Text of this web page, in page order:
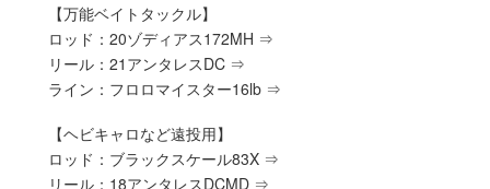
【万能ベイトタックル】
ロッド：20ゾディアス172MH ⇒
リール：21アンタレスDC ⇒
ライン：フロロマイスター16lb ⇒
【ヘビキャロなど遠投用】
ロッド：ブラックスケール83X ⇒
リール：18アンタレスDCMD ⇒